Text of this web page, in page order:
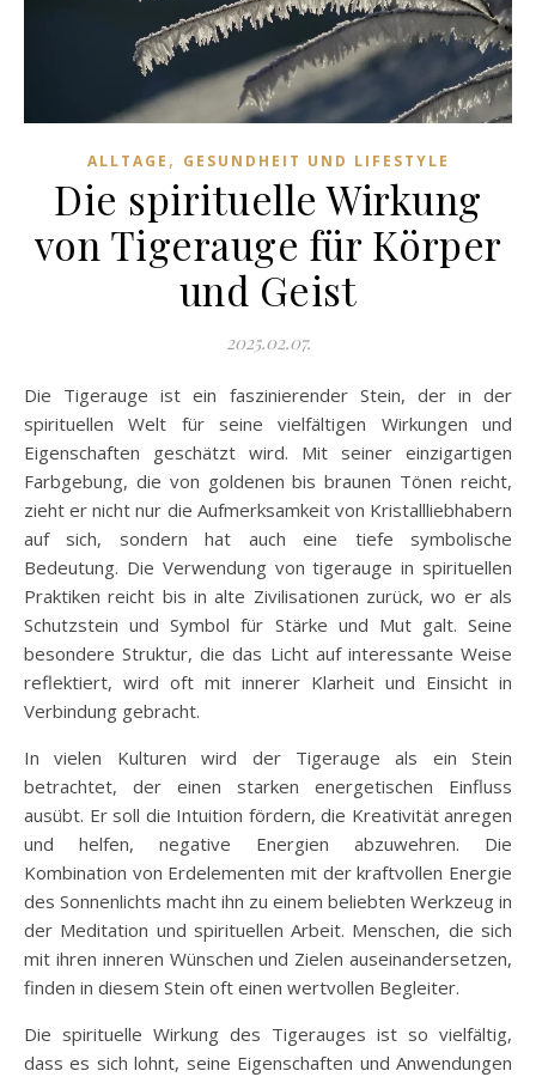
ALLTAGE , GESUNDHEIT UND LIFESTYLE
Die spirituelle Wirkung
von Tigerauge für Körper
und Geist
2025.02.07.
Die Tigerauge ist ein faszinierender Stein, der in der
spirituellen Welt für seine vielfältigen Wirkungen und
Eigenschaften geschätzt wird. Mit seiner einzigartigen
Farbgebung, die von goldenen bis braunen Tönen reicht,
zieht er nicht nur die Aufmerksamkeit von Kristallliebhabern
auf sich, sondern hat auch eine tiefe symbolische
Bedeutung. Die Verwendung von tigerauge in spirituellen
Praktiken reicht bis in alte Zivilisationen zurück, wo er als
Schutzstein und Symbol für Stärke und Mut galt. Seine
besondere Struktur, die das Licht auf interessante Weise
reflektiert, wird oft mit innerer Klarheit und Einsicht in
Verbindung gebracht.
In vielen Kulturen wird der Tigerauge als ein Stein
betrachtet, der einen starken energetischen Einfluss
ausübt. Er soll die Intuition fördern, die Kreativität anregen
und helfen, negative Energien abzuwehren. Die
Kombination von Erdelementen mit der kraftvollen Energie
des Sonnenlichts macht ihn zu einem beliebten Werkzeug in
der Meditation und spirituellen Arbeit. Menschen, die sich
mit ihren inneren Wünschen und Zielen auseinandersetzen,
finden in diesem Stein oft einen wertvollen Begleiter.
Die spirituelle Wirkung des Tigerauges ist so vielfältig,
dass es sich lohnt, seine Eigenschaften und Anwendungen